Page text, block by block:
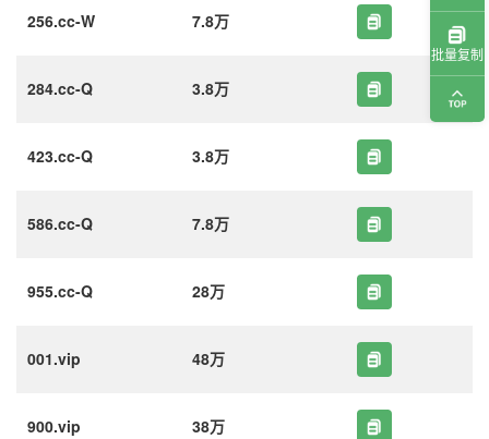
256.cc-W 7.8万
284.cc-Q 3.8万
423.cc-Q 3.8万
586.cc-Q 7.8万
955.cc-Q 28万
001.vip 48万
900.vip 38万
批量复制